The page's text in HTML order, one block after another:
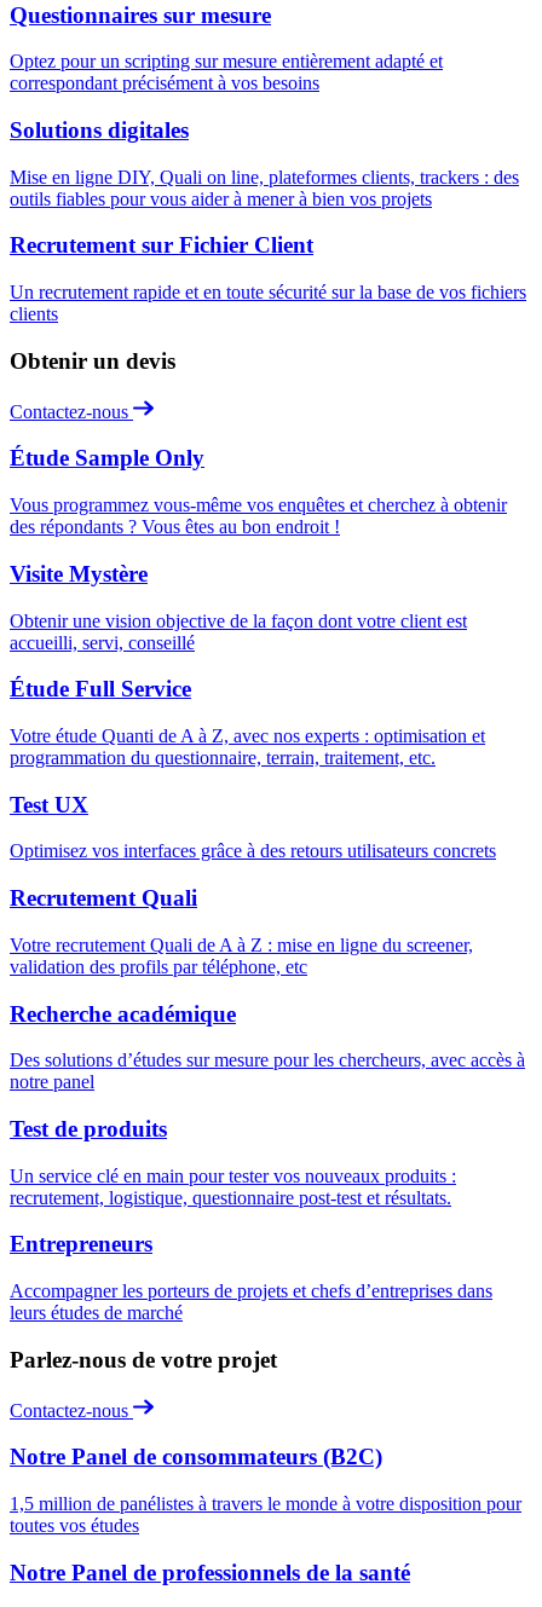
Questionnaires sur mesure
Optez pour un scripting sur mesure entièrement adapté et
correspondant précisément à vos besoins
Solutions digitales
Mise en ligne DIY, Quali on line, plateformes clients, trackers : des
outils fiables pour vous aider à mener à bien vos projets
Recrutement sur Fichier Client
Un recrutement rapide et en toute sécurité sur la base de vos fichiers
clients
Obtenir un devis
Contactez-nous
Étude Sample Only
Vous programmez vous-même vos enquêtes et cherchez à obtenir
des répondants ? Vous êtes au bon endroit !
Visite Mystère
Obtenir une vision objective de la façon dont votre client est
accueilli, servi, conseillé
Étude Full Service
Votre étude Quanti de A à Z, avec nos experts : optimisation et
programmation du questionnaire, terrain, traitement, etc.
Test UX
Optimisez vos interfaces grâce à des retours utilisateurs concrets
Recrutement Quali
Votre recrutement Quali de A à Z : mise en ligne du screener,
validation des profils par téléphone, etc
Recherche académique
Des solutions d’études sur mesure pour les chercheurs, avec accès à
notre panel
Test de produits
Un service clé en main pour tester vos nouveaux produits :
recrutement, logistique, questionnaire post-test et résultats.
Entrepreneurs
Accompagner les porteurs de projets et chefs d’entreprises dans
leurs études de marché
Parlez-nous de votre projet
Contactez-nous
Notre Panel de consommateurs (B2C)
1,5 million de panélistes à travers le monde à votre disposition pour
toutes vos études
Notre Panel de professionnels de la santé